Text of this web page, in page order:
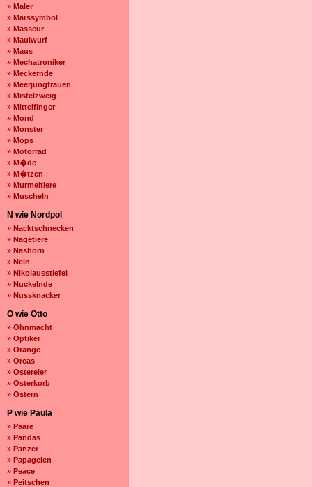
» Maler
» Marssymbol
» Masseur
» Maulwurf
» Maus
» Mechatroniker
» Meckernde
» Meerjungfrauen
» Mistelzweig
» Mittelfinger
» Mond
» Monster
» Mops
» Motorrad
» M�de
» M�tzen
» Murmeltiere
» Muscheln
N wie Nordpol
» Nacktschnecken
» Nagetiere
» Nashorn
» Nein
» Nikolausstiefel
» Nuckelnde
» Nussknacker
O wie Otto
» Ohnmacht
» Optiker
» Orange
» Orcas
» Ostereier
» Osterkorb
» Ostern
P wie Paula
» Paare
» Pandas
» Panzer
» Papageien
» Peace
» Peitschen